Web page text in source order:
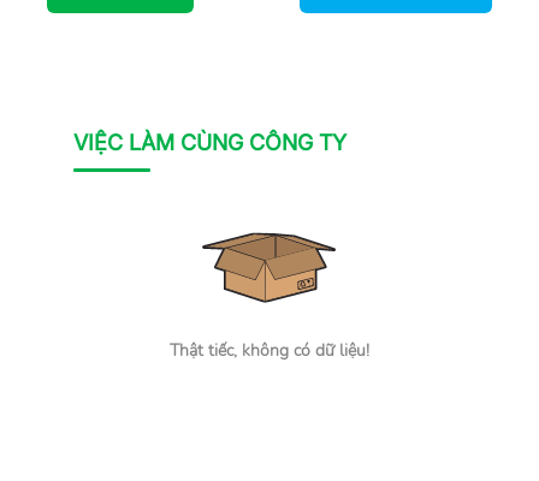
VIỆC LÀM CÙNG CÔNG TY
Thật tiếc, không có dữ liệu!